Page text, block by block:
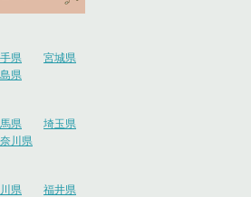
県
宮城県
県
県
埼玉県
川県
県
福井県